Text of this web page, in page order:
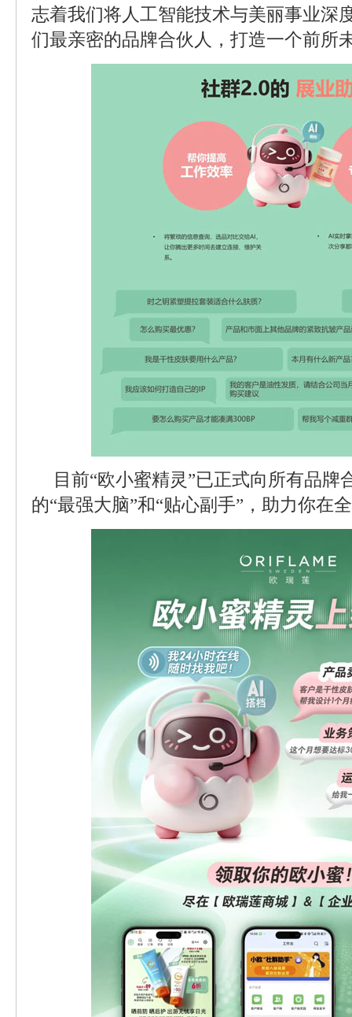
志着我们将人工智能技术与美丽事业
们最亲密的品牌合伙人，打造一个前所
目前“欧小蜜精灵”已正式向所有品牌
的“最强大脑”和“贴心副手”，助力你在